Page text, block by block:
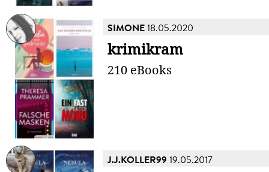
SIMONE18.05.2020
krimikram
210 eBooks
J.J.KOLLER99 19.05.2017